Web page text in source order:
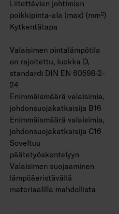
Liitettävien johtimien
poikkipinta-ala (max) (mm²)
Kytkentätapa
Valaisimen pintalämpötila
on rajoitettu, luokka D,
standardi DIN EN 60598-2-
24
Enimmäismäärä valaisimia,
johdonsuojakatkaisija B16
Enimmäismäärä valaisimia,
johdonsuojakatkaisija C16
Soveltuu
päätetyöskentelyyn
Valaisimen suojaaminen
lämpöäeristävällä
materiaalilla mahdollista